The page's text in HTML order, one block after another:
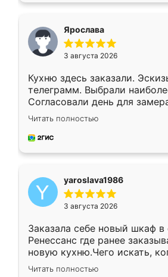
Ярослава
3 августа 2026
Кухню здесь заказали.
телеграмм. Выбрали
Согласовали день для
недели кухня была уже
довольны работой. Спасибо
мебель за качественную
Читать полностью
yaroslava1986
3 августа 2026
Заказала себе новый шкаф в
Ренессанс где ранее
новую кухню.Чего искать,
вполне довольна. Служит
Читать полностью